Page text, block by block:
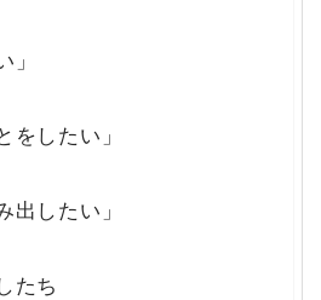
」
をしたい」
出したい」
たち